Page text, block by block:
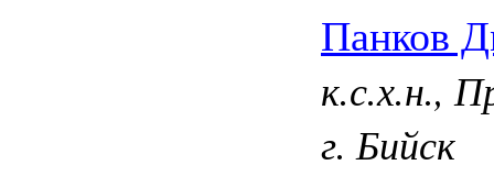
Панков
к.с.х.н.,
г. Бийск